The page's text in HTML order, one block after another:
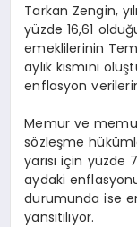
Tarkan Zengin,
yüzde 16,61
emeklilerinin
aylık kısmını
enflasyon
Memur ve
sözleşme
yarısı için yüzde
aydaki
durumunda ise
yansıtılıyor.